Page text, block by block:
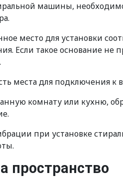
машины,
место для установки
Если такое основание
места для подключения к
комнату или кухню,
при установке
пространство